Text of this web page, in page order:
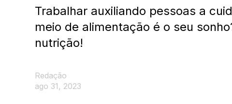
Trabalhar auxiliando pessoas a
meio de alimentação é o seu
nutrição!
Redação
ago 31, 2023